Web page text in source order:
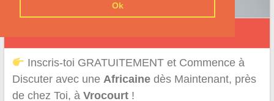
Ok
Inscris-toi GRATUITEMENT et Commence à
Discuter avec une Africainedès Maintenant, près
de chez Toi, à Vrocourt!